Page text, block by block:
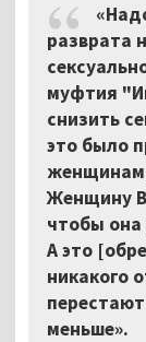
разврата
муфтия
снизить
это было
Женщину
чтобы
А это
никакого
меньше».